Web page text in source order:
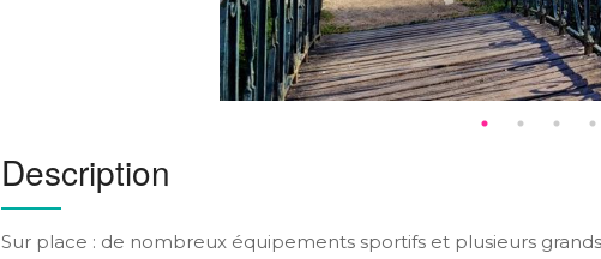
Description
Sur place : de nombreux équipements sportifs et plusieurs